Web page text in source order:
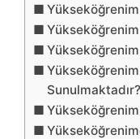
Sunulmaktadır?
Yükseköğrenim